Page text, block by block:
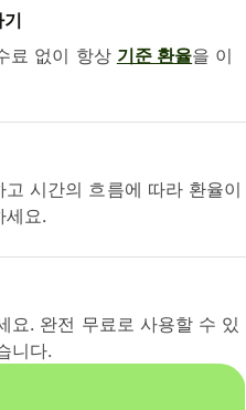
료 없이 항상 기준 환율을 이
시간의 흐름에 따라 환율이
세요.
요. 완전 무료로 사용할 수 있
니다.